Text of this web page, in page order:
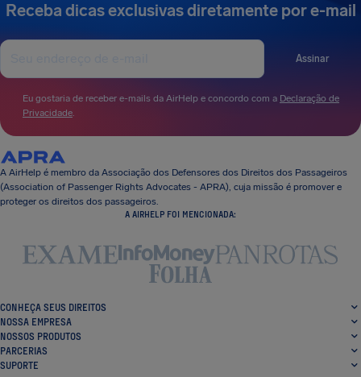
Receba dicas exclusivas diretamente por e-mail
Assinar
Eu gostaria de receber e-mails da AirHelp e concordo com a Declaração de
Privacidade.
A AirHelp é membro da Associação dos Defensores dos Direitos dos Passageiros
(Association of Passenger Rights Advocates - APRA), cuja missão é promover e
proteger os direitos dos passageiros.
A AIRHELP FOI MENCIONADA:
CONHEÇA SEUS DIREITOS
NOSSA EMPRESA
NOSSOS PRODUTOS
PARCERIAS
SUPORTE